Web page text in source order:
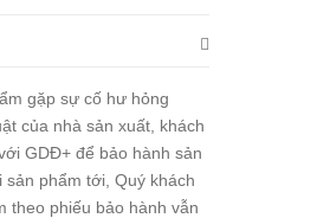
gặp sự cố hư hỏng
của nhà sản xuất, khách
GDĐ+ để bảo hành sản
phẩm tới, Quý khách
theo phiếu bảo hành vẫn